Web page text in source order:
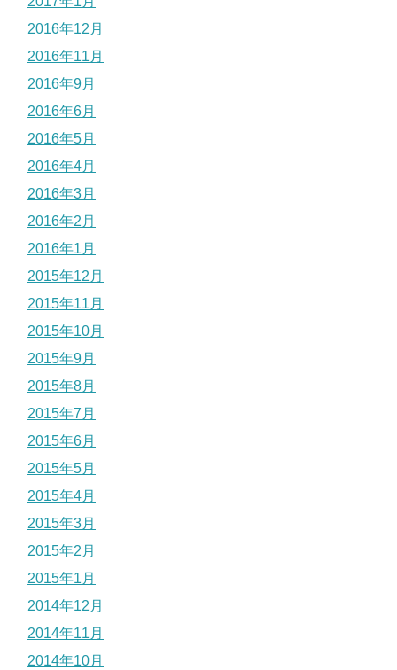
2016年12月
2016年11月
2016年9月
2016年6月
2016年5月
2016年4月
2016年3月
2016年2月
2016年1月
2015年12月
2015年11月
2015年10月
2015年9月
2015年8月
2015年7月
2015年6月
2015年5月
2015年4月
2015年3月
2015年2月
2015年1月
2014年12月
2014年11月
2014年10月